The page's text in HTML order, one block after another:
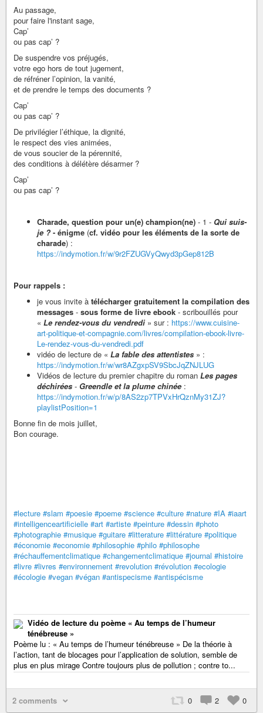
Au passage,
pour faire l'instant sage,
Cap’
ou pas cap’ ?
De suspendre vos préjugés,
votre ego hors de tout jugement,
de réfréner l’opinion, la vanité,
et de prendre le temps des documents ?
Cap’
ou pas cap’ ?
De privilégier l’éthique, la dignité,
le respect des vies animées,
de vous soucier de la pérennité,
des conditions à délétère désarmer ?
Cap’
ou pas cap’ ?
Charade, question pour un(e) champion(ne) - 1 - Qui suis-
je ? - énigme (cf. vidéo pour les éléments de la sorte de
charade) :
https://indymotion.fr/w/9r2FZUGVyQwyd3pGep812B
Pour rappels :
je vous invite à télécharger gratuitement la compilation des
messages - sous forme de livre ebook - scribouillés pour
« Le rendez-vous du vendredi » sur : https://www.cuisine-
art-politique-et-compagnie.com/livres/compilation-ebook-livre-
Le-rendez-vous-du-vendredi.pdf
vidéo de lecture de « La fable des attentistes » :
https://indymotion.fr/w/wr8AZgxpSV9SbcJqZNJLUG
Vidéos de lecture du premier chapitre du roman Les pages
déchirées - Greendle et la plume chinée :
https://indymotion.fr/w/p/8AS2zp7TPVxHrQznMy31ZJ?
playlistPosition=1
Bonne fin de mois juillet,
Bon courage.
#lecture #slam #poesie #poeme #science #culture #nature #IA #iaart
#intelligenceartificielle #art #artiste #peinture #dessin #photo
#photographie #musique #guitare #litterature #littérature #politique
#économie #economie #philosophie #philo #philosophe
#réchauffementclimatique #changementclimatique #journal #histoire
#livre #livres #environnement #revolution #révolution #ecologie
#écologie #vegan #végan #antispecisme #antispécisme
Vidéo de lecture du poème « Au temps de l’humeur
ténébreuse »
Poème lu : « Au temps de l’humeur ténébreuse » De la théorie à
l’action, tant de blocages pour l’application de solution, semble de
plus en plus mirage Contre toujours plus de pollution ; contre to...
2 comments 0 2 0